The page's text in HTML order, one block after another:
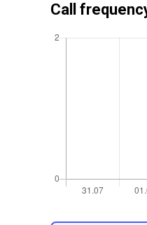
Call